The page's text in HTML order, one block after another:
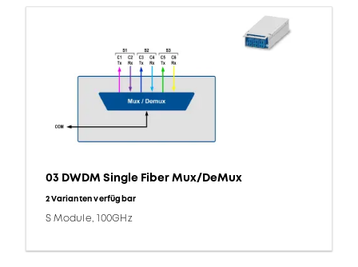
03 DWDM Single Fiber Mux/DeMux
2 Varianten verfügbar
S Module, 100GHz